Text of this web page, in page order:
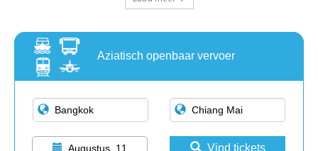
Aziatisch openbaar vervoer
Augustus, 11 Vind tickets